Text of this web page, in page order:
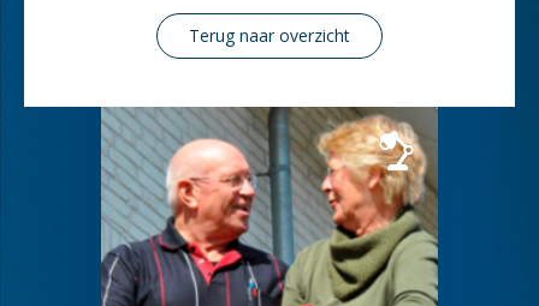
Terug naar overzicht